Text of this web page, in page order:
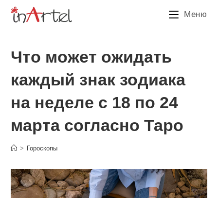
Перейти
Меню
Что может ожидать
каждый знак зодиака
на неделе с 18 по 24
марта согласно Таро
> Гороскопы